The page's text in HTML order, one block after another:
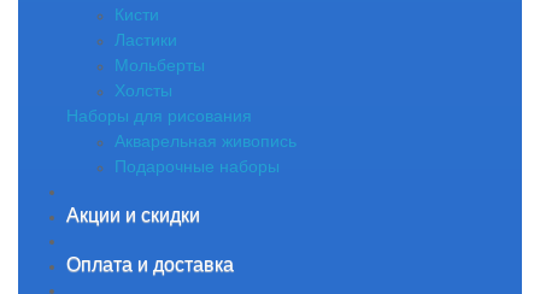
Кисти
Ластики
Мольберты
Холсты
Наборы для рисования
Акварельная живопись
Подарочные наборы
Акции и скидки
Оплата и доставка